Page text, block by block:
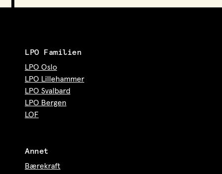
LPO Familien
LPO Oslo
LPO Lillehammer
LPO Svalbard
LPO Bergen
LOF
Annet
Bærekraft